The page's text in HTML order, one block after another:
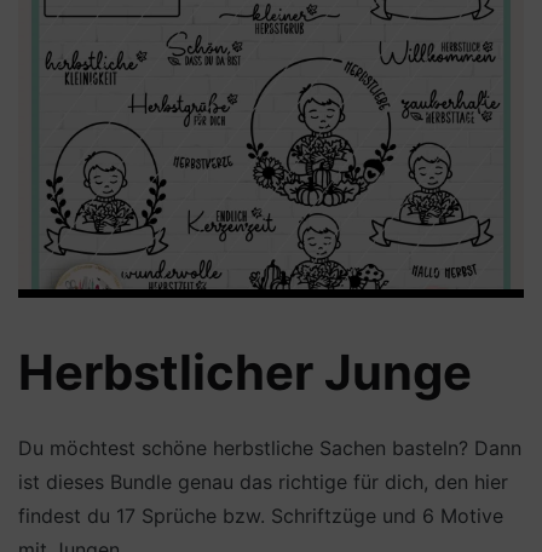
Herbstlicher Junge
Du möchtest schöne herbstliche Sachen basteln? Dann
ist dieses Bundle genau das richtige für dich, den hier
findest du 17 Sprüche bzw. Schriftzüge und 6 Motive